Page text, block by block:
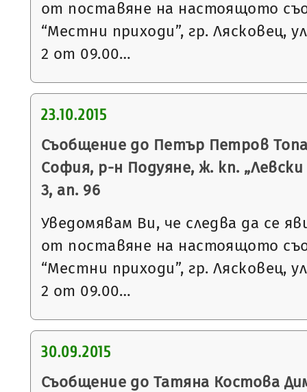
от поставяне на настоящото
“Местни приходи”, гр. Лясковец,
2 от 09.00…
23.10.2015
Съобщение до Петър Петров
София, р-н Подуяне, ж. кп.
3, ап. 96
Уведомявам Ви, че следва да се
от поставяне на настоящото
“Местни приходи”, гр. Лясковец,
2 от 09.00…
30.09.2015
Съобщение до Татяна Костова